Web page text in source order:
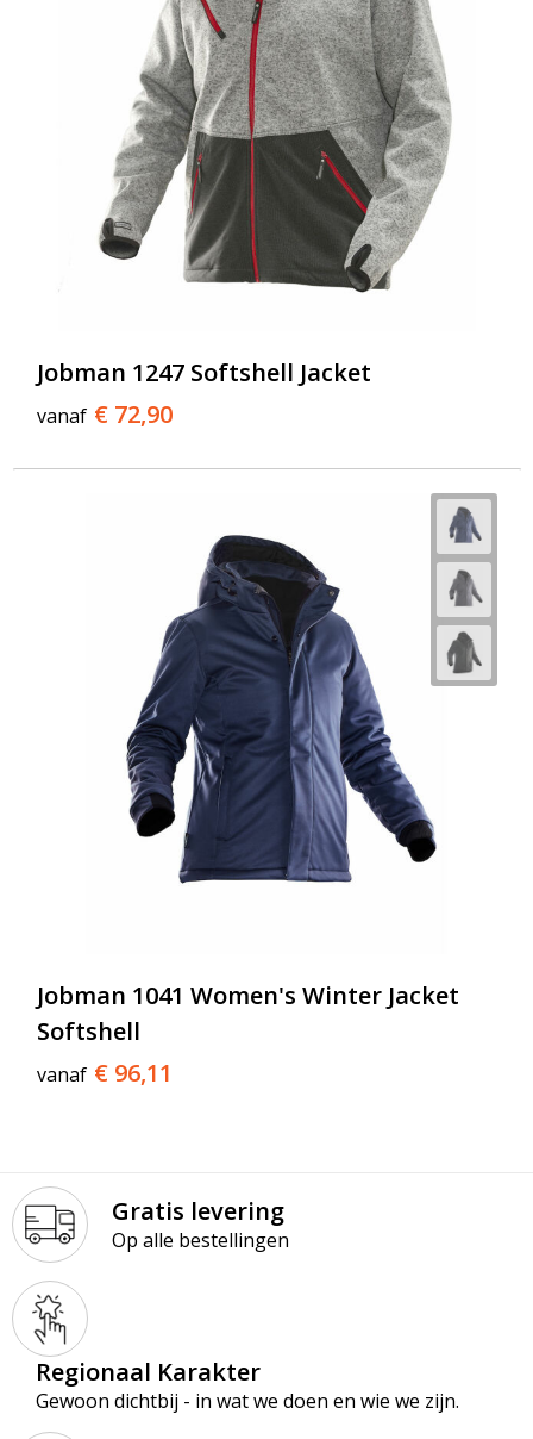
Jobman 1247 Softshell Jacket
vanaf € 72,90
Jobman 1041 Women's Winter Jacket
Softshell
vanaf € 96,11
Gratis levering
Op alle bestellingen
Regionaal Karakter
Gewoon dichtbij - in wat we doen en wie we zijn.